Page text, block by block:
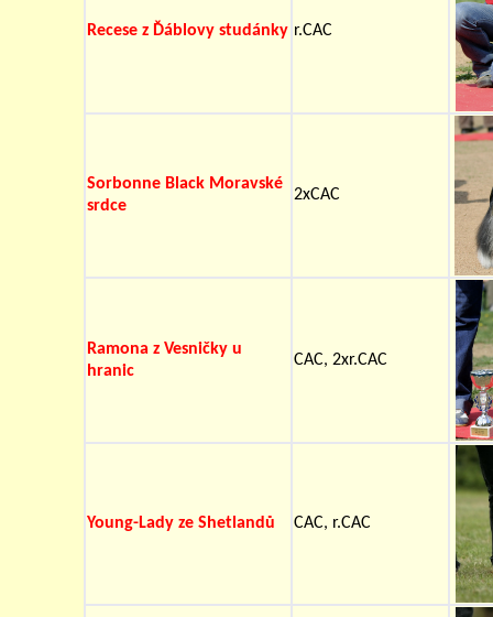
Recese z Ďáblovy studánky r.CAC
Sorbonne Black Moravské
srdce
2xCAC
Ramona z Vesničky u
hranic
CAC, 2xr.CAC
Young-Lady ze Shetlandů CAC, r.CAC